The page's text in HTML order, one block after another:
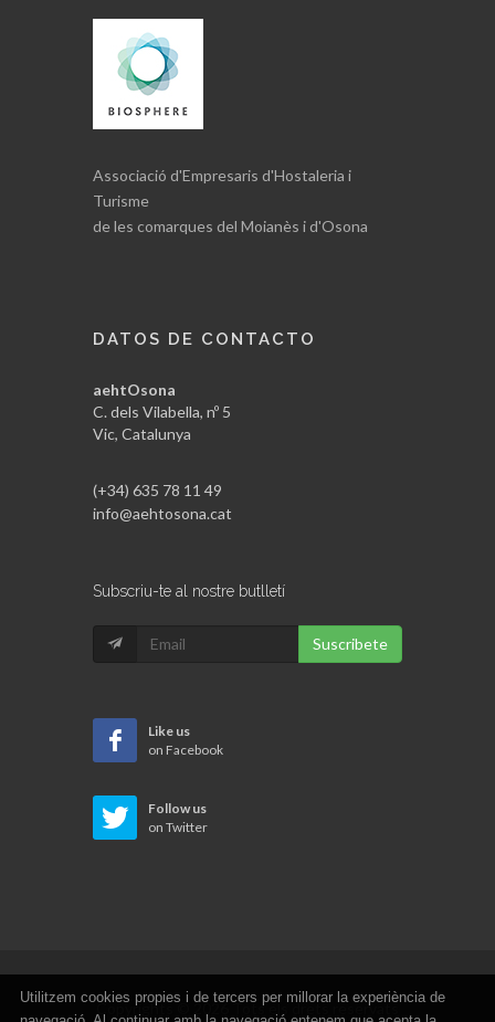
Associació d'Empresaris d'Hostaleria i
Turisme
de les comarques del Moianès i d'Osona
DATOS DE CONTACTO
aehtOsona
C. dels Vilabella, nº 5
Vic, Catalunya
(+34) 635 78 11 49
info@aehtosona.cat
Subscriu-te al nostre butlletí
Suscribete
Like us
on Facebook
Follow us
on Twitter
Copyrights © 2026 Tots els drets reservats
Utilitzem cookies propies i de tercers per millorar la experiència de